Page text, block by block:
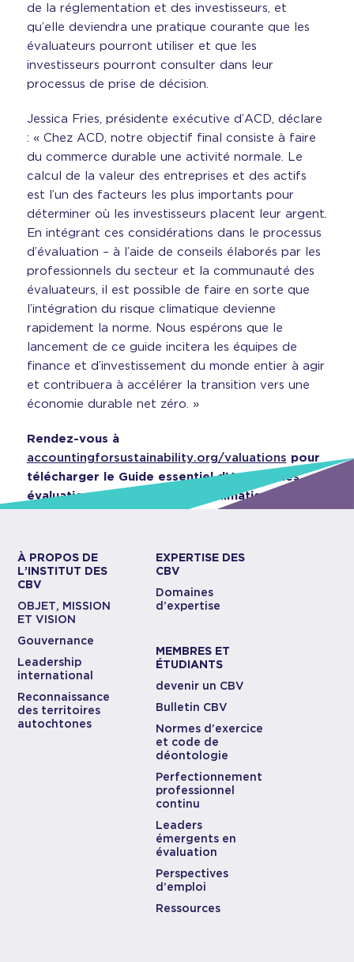
de la réglementation et des investisseurs, et
qu’elle deviendra une pratique courante que les
évaluateurs pourront utiliser et que les
investisseurs pourront consulter dans leur
processus de prise de décision.
Jessica Fries, présidente exécutive d’ACD, déclare
: « Chez ACD, notre objectif final consiste à faire
du commerce durable une activité normale. Le
calcul de la valeur des entreprises et des actifs
est l’un des facteurs les plus importants pour
déterminer où les investisseurs placent leur argent.
En intégrant ces considérations dans le processus
d’évaluation – à l’aide de conseils élaborés par les
professionnels du secteur et la communauté des
évaluateurs, il est possible de faire en sorte que
l’intégration du risque climatique devienne
rapidement la norme. Nous espérons que le
lancement de ce guide incitera les équipes de
finance et d’investissement du monde entier à agir
et contribuera à accélérer la transition vers une
économie durable net zéro. »
Rendez-vous à
accountingforsustainability.org/valuations pour
télécharger le Guide essentiel d’ACD sur les
évaluations et le changement climatique.
À PROPOS DE
L’INSTITUT DES
CBV
OBJET, MISSION
ET VISION
Gouvernance
Leadership
international
Reconnaissance
des territoires
autochtones
EXPERTISE DES
CBV
Domaines
d’expertise
MEMBRES ET
ÉTUDIANTS
devenir un CBV
Bulletin CBV
Normes d’exercice
et code de
déontologie
Perfectionnement
professionnel
continu
Leaders
émergents en
évaluation
Perspectives
d’emploi
Ressources